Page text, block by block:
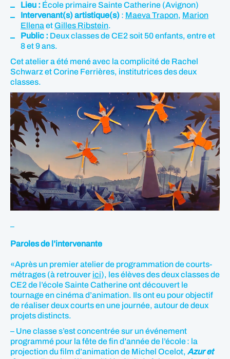
Lieu : École primaire Sainte Catherine (Avignon)
Intervenant(s) artistique(s) : Maeva Trapon, Marion
EllenaetGilles Ribstein.
Public : Deux classes de CE2 soit 50 enfants, entre et
8 et 9 ans.
Cet atelier a été mené avec la complicité de Rachel
Schwarz et Corine Ferrières, institutrices des deux
classes.
Paroles de l’intervenante
«Après un premier atelier de programmation de courts-
métrages (à retrouver ici), les élèves des deux classes de
CE2 de l’école Sainte Catherine ont découvert le
tournage en cinéma d’animation. Ils ont eu pour objectif
de réaliser deux courts en une journée, autour de deux
projets distincts.
– Une classe s’est concentrée sur un événement
programmé pour la fête de fin d’année de l’école : la
projection du film d’animation de Michel Ocelot, Azur et